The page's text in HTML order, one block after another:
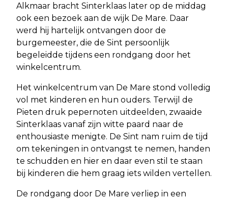
Alkmaar bracht Sinterklaas later op de middag
ook een bezoek aan de wijk De Mare. Daar
werd hij hartelijk ontvangen door de
burgemeester, die de Sint persoonlijk
begeleidde tijdens een rondgang door het
winkelcentrum.
Het winkelcentrum van De Mare stond volledig
vol met kinderen en hun ouders. Terwijl de
Pieten druk pepernoten uitdeelden, zwaaide
Sinterklaas vanaf zijn witte paard naar de
enthousiaste menigte. De Sint nam ruim de tijd
om tekeningen in ontvangst te nemen, handen
te schudden en hier en daar even stil te staan
bij kinderen die hem graag iets wilden vertellen.
De rondgang door De Mare verliep in een